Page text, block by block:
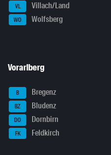
VL Villach/Land
WO Wolfsberg
Vorarlberg
B Bregenz
BZ Bludenz
DO Dornbirn
FK Feldkirch